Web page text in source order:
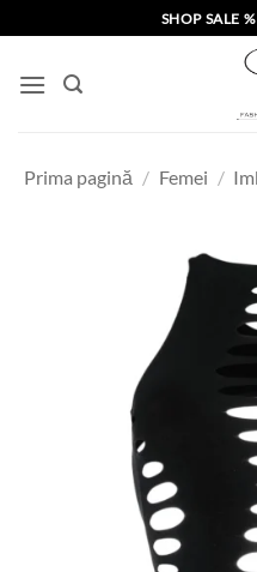
to
content
SHOP SALE
Prima pagină / Femei /